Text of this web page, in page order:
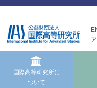
国際高等研究所に
ついて
国際高等研究所につい
研究活動TOP